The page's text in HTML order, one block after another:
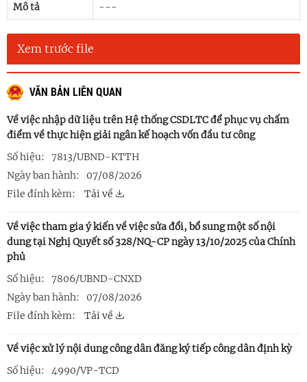
Mô tả ---
Xem trước file
VĂN BẢN LIÊN QUAN
Về việc nhập dữ liệu trên Hệ thống CSDLTC để phục vụ chấm
điểm về thực hiện giải ngân kế hoạch vốn đầu tư công
Số hiệu:
7813/UBND-KTTH
Ngày ban hành:
07/08/2026
File đính kèm:
Tải về
Về việc tham gia ý kiến về việc sửa đổi, bổ sung một số nội
dung tại Nghị Quyết số 328/NQ-CP ngày 13/10/2025 của Chính
phủ
Số hiệu:
7806/UBND-CNXD
Ngày ban hành:
07/08/2026
File đính kèm:
Tải về
Về việc xử lý nội dung công dân đăng ký tiếp công dân định kỳ
Số hiệu:
4990/VP-TCD